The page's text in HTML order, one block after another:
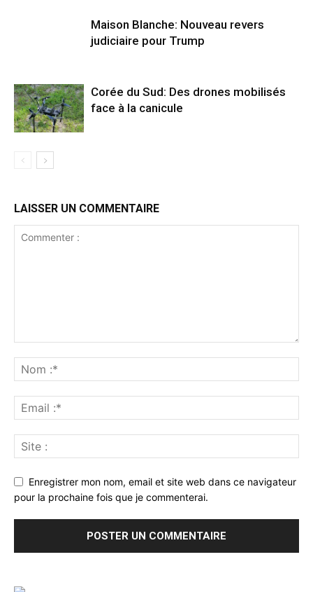
Maison Blanche: Nouveau revers
judiciaire pour Trump
Corée du Sud: Des drones mobilisés
face à la canicule
LAISSER UN COMMENTAIRE
Enregistrer mon nom, email et site web dans ce navigateur
pour la prochaine fois que je commenterai.